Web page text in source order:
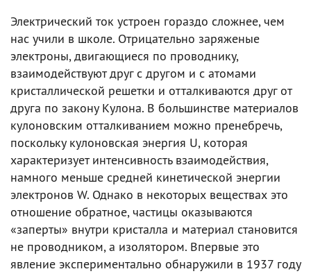
Электрический ток устроен гораздо сложнее, чем
нас учили в школе. Отрицательно заряженые
электроны, двигающиеся по проводнику,
взаимодействуют друг с другом и с атомами
кристаллической решетки и отталкиваются друг от
друга по закону Кулона. В большинстве материалов
кулоновским отталкиванием можно пренебречь,
поскольку кулоновская энергия U, которая
характеризует интенсивность взаимодействия,
намного меньше средней кинетической энергии
электронов W. Однако в некоторых веществах это
отношение обратное, частицы оказываются
«заперты» внутри кристалла и материал становится
не проводником, а изолятором. Впервые это
явление экспериментально обнаружили в 1937 году